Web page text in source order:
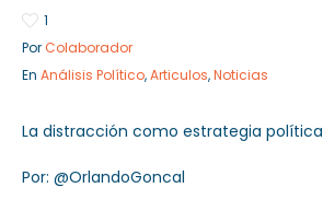
Sector Público
1
Por Colaborador
En Análisis Político,Articulos,Noticias
La distracción como estrategia política
Por: @OrlandoGoncal